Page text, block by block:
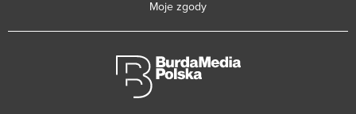
Moje zgody